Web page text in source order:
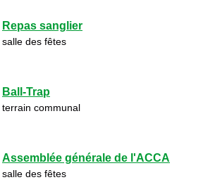
Repas sanglier
salle des fêtes
Ball-Trap
terrain communal
Assemblée générale de l'ACCA
salle des fêtes